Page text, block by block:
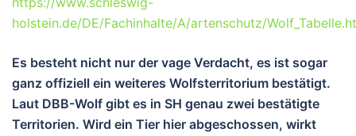
holstein.de/DE/Fachinhalte/A/artenschutz/
Es besteht nicht nur der vage Verdacht, es ist sogar
ganz offiziell ein weiteres Wolfsterritorium bestätigt.
Laut DBB-Wolf gibt es in SH genau zwei bestätigte
Territorien. Wird ein Tier hier abgeschossen, wirkt